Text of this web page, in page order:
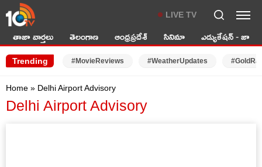
LIVE TV
తాజా వార్తలు తెలంగాణ ఆంధ్రప్రదేశ్ సినిమా ఎడ్యుకేషన్ - జాబ్స్
Trending #MovieReviews #WeatherUpdates
Home » Delhi Airport Advisory
Delhi Airport Advisory